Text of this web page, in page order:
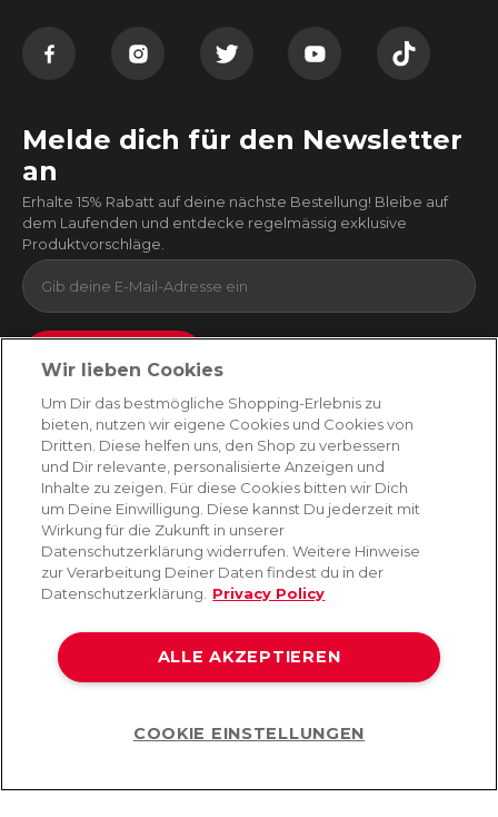
Melde dich für den Newsletter
an
Erhalte 15% Rabatt auf deine nächste Bestellung! Bleibe auf
dem Laufenden und entdecke regelmässig exklusive
Produktvorschläge.
Absenden
Du kannst dich jederzeit von unserem Newsletter abmelden. Indem du fortfährst, stimmst
du unseren E-Mail-Bedingungenund Datenschutzbestimmungen zu
AMORANA
MARKEN
SERVICE
©2026 Lovehoney Group Switzerland AG. Alle Rechte vorbehalten
Wir lieben Cookies
Um Dir das bestmögliche Shopping-Erlebnis zu
bieten, nutzen wir eigene Cookies und Cookies von
Dritten. Diese helfen uns, den Shop zu verbessern
und Dir relevante, personalisierte Anzeigen und
Inhalte zu zeigen. Für diese Cookies bitten wir Dich
um Deine Einwilligung. Diese kannst Du jederzeit mit
Wirkung für die Zukunft in unserer
Datenschutzerklärung widerrufen. Weitere Hinweise
zur Verarbeitung Deiner Daten findest du in der
Datenschutzerklärung.
Privacy Policy
ALLE AKZEPTIEREN
COOKIE EINSTELLUNGEN